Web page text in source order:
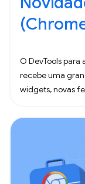
O DevTools para
recebe uma
widgets, novas